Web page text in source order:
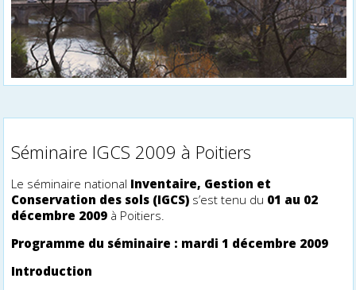
Séminaire IGCS 2009 à Poitiers
Le séminaire national Inventaire, Gestion et
Conservation des sols (IGCS) s’est tenu du 01 au 02
décembre 2009 à Poitiers.
Programme du séminaire : mardi 1 décembre 2009
Introduction